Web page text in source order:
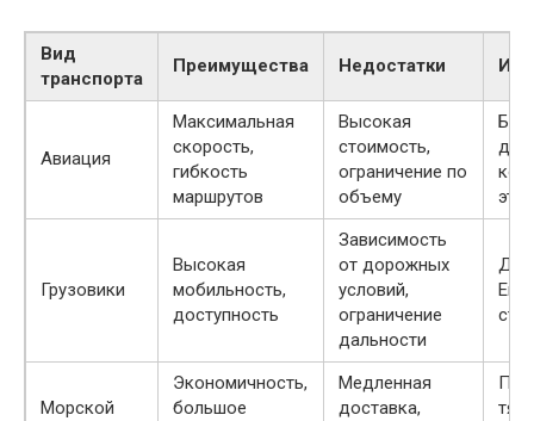
Вид
транспорта
Преимущества Недостатки
Авиация
Максимальная
скорость,
гибкость
маршрутов
Высокая
стоимость,
ограничение по
объему
Грузовики
Высокая
мобильность,
доступность
Зависимость
от дорожных
условий,
ограничение
дальности
Морской
Экономичность,
большое
Медленная
доставка,